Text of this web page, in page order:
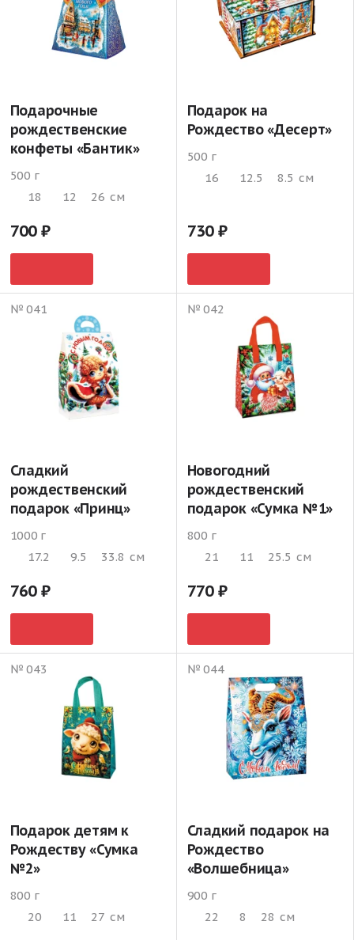
Подарочные
рождественские
конфеты «Бантик»
500 г
18
12 26 см
700
Подарок на
Рождество «Десерт»
500 г
16
12.5 8.5 см
730
№ 041
Сладкий
рождественский
подарок «Принц»
1000 г
17.2
9.5 33.8 см
760
№ 042
Новогодний
рождественский
подарок «Сумка №1»
800 г
21
11 25.5 см
770
№ 043
Подарок детям к
Рождеству «Сумка
№2»
800 г
20
11 27 см
№ 044
Сладкий подарок на
Рождество
«Волшебница»
900 г
22
8 28 см